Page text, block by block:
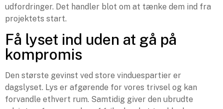
udfordringer. Det handler blot om at tænke dem ind fra
projektets start.
Få lyset ind uden at gå på
kompromis
Den største gevinst ved store vinduespartier er
dagslyset. Lys er afgørende for vores trivsel og kan
forvandle ethvert rum. Samtidig giver den ubrudte